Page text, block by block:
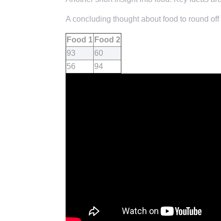
A concluding thought about food to round off
Food 1 Food 2
93
60
56
94